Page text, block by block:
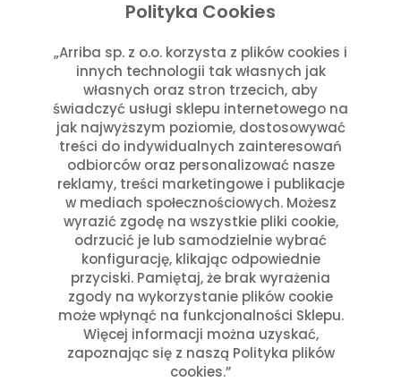
Polityka Cookies
„Arriba sp. z o.o. korzysta z plików cookies i
innych technologii tak własnych jak
własnych oraz stron trzecich, aby
świadczyć usługi sklepu internetowego na
jak najwyższym poziomie, dostosowywać
treści do indywidualnych zainteresowań
odbiorców oraz personalizować nasze
reklamy, treści marketingowe i publikacje
w mediach społecznościowych. Możesz
wyrazić zgodę na wszystkie pliki cookie,
odrzucić je lub samodzielnie wybrać
konfigurację, klikając odpowiednie
przyciski. Pamiętaj, że brak wyrażenia
zgody na wykorzystanie plików cookie
może wpłynąć na funkcjonalności Sklepu.
Więcej informacji można uzyskać,
zapoznając się z naszą Polityka plików
cookies.”
czerwiec 2025
marzec 2025
styczeń 2025
Kategorie
Aktualności w Arribie(7)
Aktualności z Meksyku(7)
Ciekawostki Turystyczne(4)
Kultura i Historia Meksyku(10)
Potrawy i Gastronomia(11)
Święta Meksykańskie(7)
Święta w Polsce i Meksyku(3)